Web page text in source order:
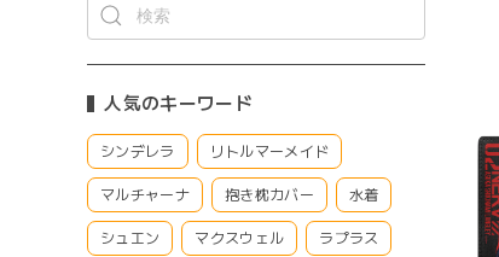
人気のキーワード
シンデレラ リトルマーメイド
マルチャーナ 抱き枕カバー 水着
シュエン マクスウェル ラプラス